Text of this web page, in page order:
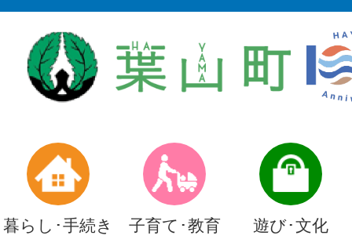
暮らし･手続き 子育て･教育 遊び･文化